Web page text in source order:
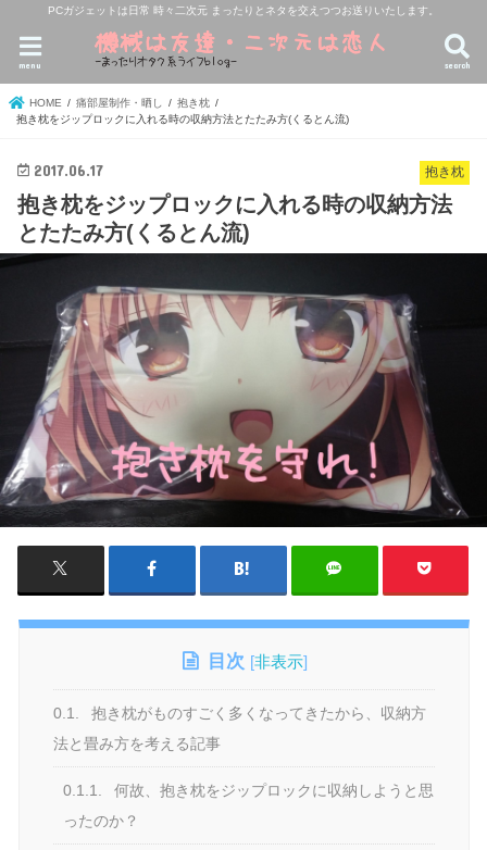
PCガジェットは日常 時々二次元 まったりとネタを交えつつお送りいたします。
search
menu
HOME 痛部屋制作・晒し
抱き枕
抱き枕をジップロックに入れる時の収納方法とたたみ方(くるとん流)
抱き枕
2017.06.17
抱き枕をジップロックに入れる時の収納方法
とたたみ方(くるとん流)
目次 [非表示]
0.1.
抱き枕がものすごく多くなってきたから、収納方
法と畳み方を考える記事
0.1.1.
何故、抱き枕をジップロックに収納しようと思
ったのか？